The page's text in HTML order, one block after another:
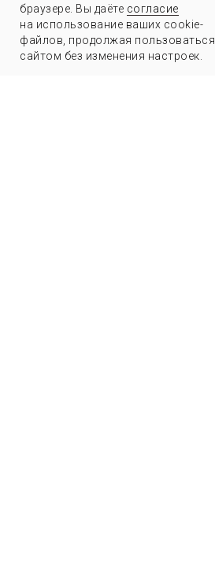
браузере. Вы даёте согласие
на использование ваших cookie-
файлов, продолжая пользоваться
сайтом без изменения настроек.